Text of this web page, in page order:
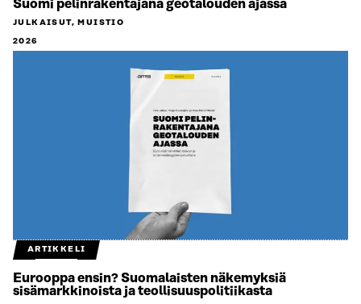
Suomi pelinrakentajana geotalouden ajassa
JULKAISUT, MUISTIO
2026
ARTIKKELI
Eurooppa ensin? Suomalaisten näkemyksiä
sisämarkkinoista ja teollisuuspolitiikasta